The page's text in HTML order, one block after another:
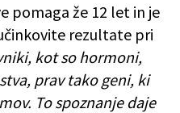
pomaga že 12 let in je
rezultate pri
kot so hormoni,
prav tako geni, ki
To spoznanje daje